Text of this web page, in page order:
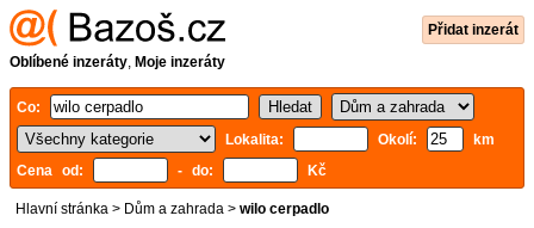
Přidat inzerát
Oblíbené inzeráty, Moje inzeráty
Co:
Lokalita:
Okolí:
km
Cena od:
- do: Kč
Hlavní stránka > Dům a zahrada > wilo cerpadlo